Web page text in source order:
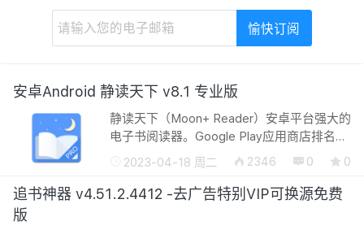
安卓Android 静读天下 v8.1 专业版
静读天下（Moon+ Reader）安卓平台强大的
电子书阅读器。Google Play应用商店排名第
一的阅读器，支持在线书库和本地阅读，文
字转语音，给你仿真阅读体验。全新书架、
图书搜索、夜间主题、阅读历史、新统...
2023-04-18 周二 2346 0 0
追书神器 v4.51.2.4412 -去广告特别VIP可换源免费
版